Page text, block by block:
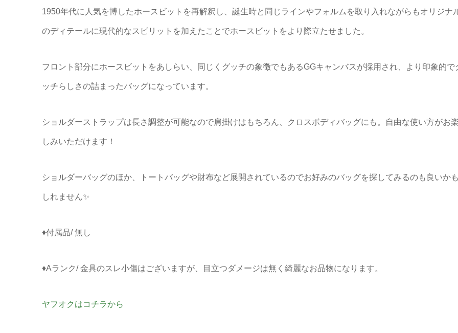
1950年代に人気を博したホースビットを再解釈し、誕生時と同じラインやフォルムを取り入れながらもオリジナ
のディテールに現代的なスピリットを加えたことでホースビットをより際立たせました。
フロント部分にホースビットをあしらい、同じくグッチの象徴でもあるGGキャンバスが採用され、より印象的で
ッチらしさの詰まったバッグになっています。
ショルダーストラップは長さ調整が可能なので肩掛けはもちろん、クロスボディバッグにも。自由な使い方がお楽
しみいただけます！
ショルダーバッグのほか、トートバッグや財布など展開されているのでお好みのバッグを探してみるのも良いかも
しれません✨
♦付属品/ 無し
♦Aランク/ 金具のスレ小傷はございますが、目立つダメージは無く綺麗なお品物になります。
ヤフオクはコチラから